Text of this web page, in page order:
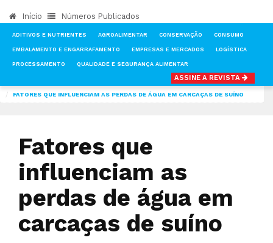
Início Números Publicados
ADITIVOS E NUTRIENTES AGROALIMENTAR CONSERVAÇÃO CONSUMO
EMBALAMENTO E ENGARRAFAMENTO EMPRESAS E MERCADOS LOGÍSTICA
PROCESSAMENTO QUALIDADE E SEGURANÇA ALIMENTAR
ASSINE A REVISTA
FATORES QUE INFLUENCIAM AS PERDAS DE ÁGUA EM CARCAÇAS DE SUÍNO
Fatores que
influenciam as
perdas de água em
carcaças de suíno